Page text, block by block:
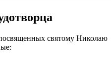
святому Николаю